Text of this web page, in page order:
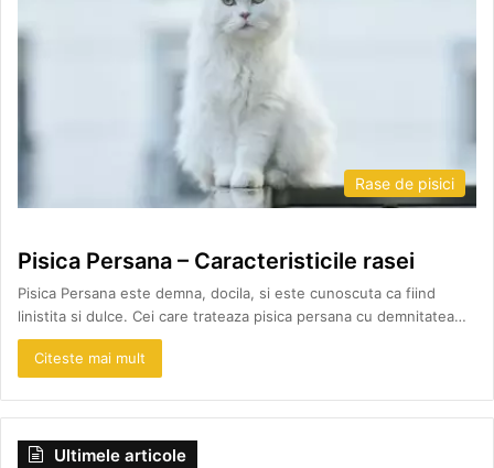
Rase de pisici
Pisica Persana – Caracteristicile rasei
Pisica Persana este demna, docila, si este cunoscuta ca fiind
linistita si dulce. Cei care trateaza pisica persana cu demnitatea…
Citeste mai mult
Ultimele articole